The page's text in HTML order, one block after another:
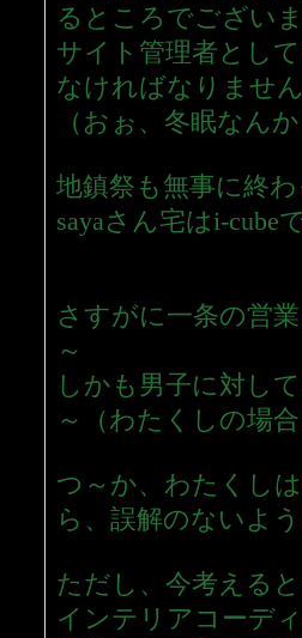
るところでございま
サイト管理者とし
なければなりません
（おぉ、冬眠なん
地鎮祭も無事に終
sayaさん宅はi-
さすがに一条の営
～
しかも男子に対し
～（わたくしの場合
つ～か、わたくし
ら、誤解のないよう
ただし、今考える
インテリアコーデ